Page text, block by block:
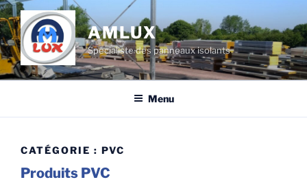
Aller
au
contenu
principal
AMLUX
Spécialiste des panneaux isolants
Menu
CATÉGORIE : PVC
Produits PVC